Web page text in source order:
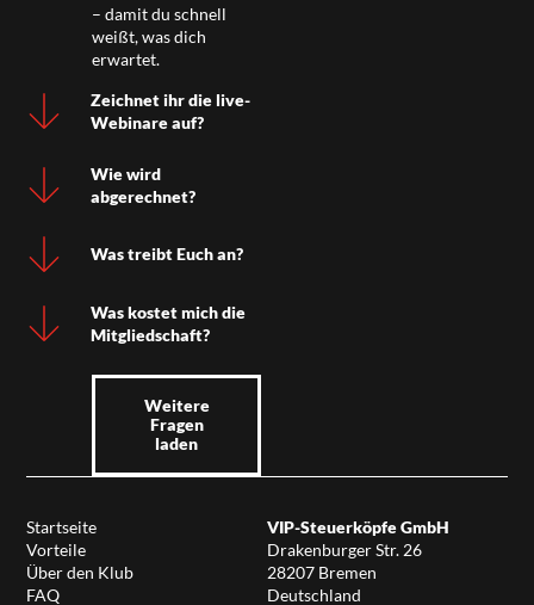
– damit du schnell
weißt, was dich
erwartet.
Zeichnet ihr die live-
Webinare auf?
Wie wird
abgerechnet?
Was treibt Euch an?
Was kostet mich die
Mitgliedschaft?
Weitere
Fragen
laden
Startseite
Vorteile
Über den Klub
FAQ
VIP-Steuerköpfe GmbH
Drakenburger Str. 26
28207 Bremen
Deutschland